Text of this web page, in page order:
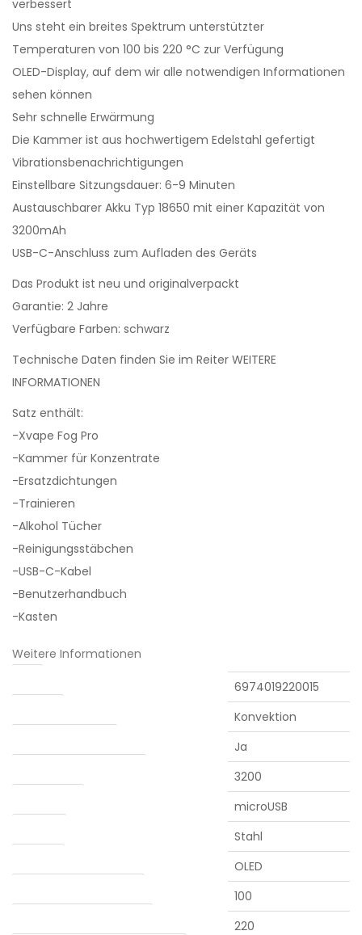
verbessert
Uns steht ein breites Spektrum unterstützter
Temperaturen von 100 bis 220 °C zur Verfügung
OLED-Display, auf dem wir alle notwendigen Informationen
sehen können
Sehr schnelle Erwärmung
Die Kammer ist aus hochwertigem Edelstahl gefertigt
Vibrationsbenachrichtigungen
Einstellbare Sitzungsdauer: 6-9 Minuten
Austauschbarer Akku Typ 18650 mit einer Kapazität von
3200mAh
USB-C-Anschluss zum Aufladen des Geräts
Das Produkt ist neu und originalverpackt
Garantie: 2 Jahre
Verfügbare Farben: schwarz
Technische Daten finden Sie im Reiter WEITERE
INFORMATIONEN
Satz enthält:
-Xvape Fog Pro
-Kammer für Konzentrate
-Ersatzdichtungen
-Trainieren
-Alkohol Tücher
-Reinigungsstäbchen
-USB-C-Kabel
-Benutzerhandbuch
-Kasten
Weitere Informationen
6974019220015
Konvektion
Ja
3200
microUSB
Stahl
OLED
100
220